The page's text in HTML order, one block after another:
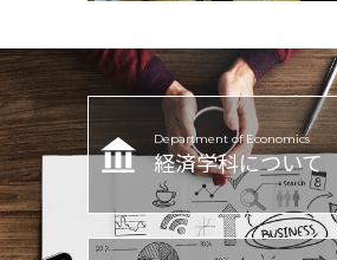
Department of Economics
経済学科について